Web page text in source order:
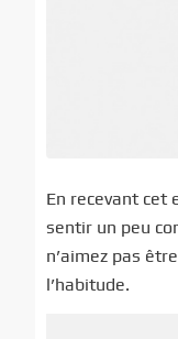
En recevant cet
sentir un peu
n’aimez pas
l’habitude.